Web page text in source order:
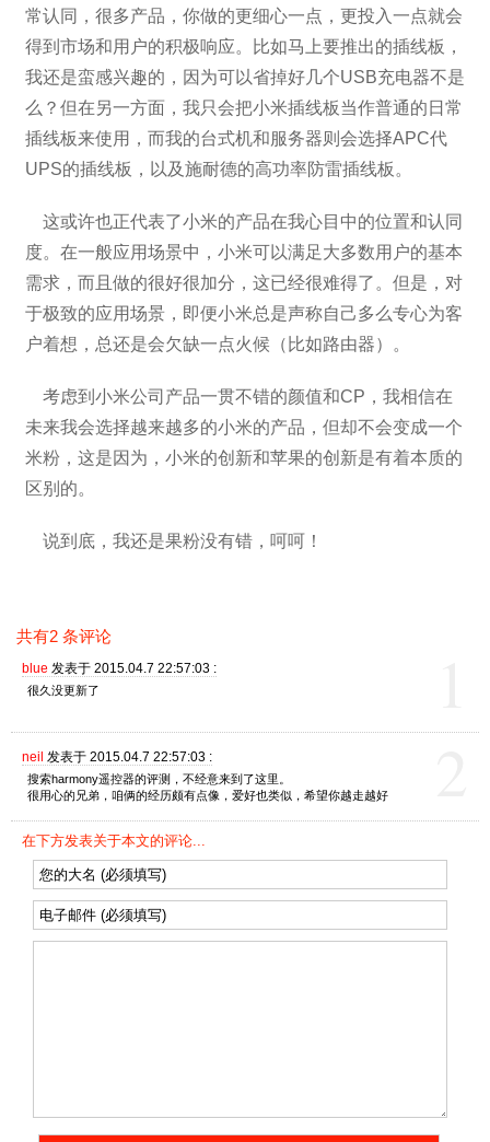
常认同，很多产品，你做的更细心一点，更投入一点就会
得到市场和用户的积极响应。比如马上要推出的插线板，
我还是蛮感兴趣的，因为可以省掉好几个USB充电器不是
么？但在另一方面，我只会把小米插线板当作普通的日常
插线板来使用，而我的台式机和服务器则会选择APC代
UPS的插线板，以及施耐德的高功率防雷插线板。
这或许也正代表了小米的产品在我心目中的位置和认同
度。在一般应用场景中，小米可以满足大多数用户的基本
需求，而且做的很好很加分，这已经很难得了。但是，对
于极致的应用场景，即便小米总是声称自己多么专心为客
户着想，总还是会欠缺一点火候（比如路由器）。
考虑到小米公司产品一贯不错的颜值和CP，我相信在
未来我会选择越来越多的小米的产品，但却不会变成一个
米粉，这是因为，小米的创新和苹果的创新是有着本质的
区别的。
说到底，我还是果粉没有错，呵呵！
共有2 条评论
blue 发表于 2015.04.7 22:57:03 :
很久没更新了
neil 发表于 2015.04.7 22:57:03 :
搜索harmony遥控器的评测，不经意来到了这里。
很用心的兄弟，咱俩的经历颇有点像，爱好也类似，希望你越走越好
在下方发表关于本文的评论...